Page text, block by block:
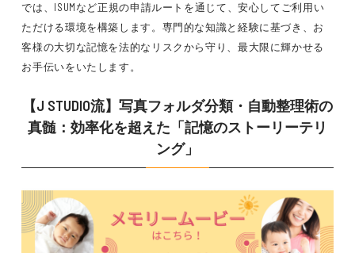
では、ISUMなど正規の申請ルートを通じて、安心してご利用い
ただける環境を構築します。専門的な知識と経験に基づき、お
客様の大切な記憶を法的なリスクから守り、最大限に輝かせる
お手伝いをいたします。
【J STUDIO流】写真フォルダ分類・自動整理術の
真髄：効率化を超えた「記憶のストーリーテリ
ング」